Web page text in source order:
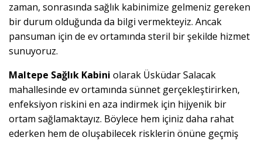
zaman, sonrasında sağlık kabinimize gelmeniz gereken
bir durum olduğunda da bilgi vermekteyiz. Ancak
pansuman için de ev ortamında steril bir şekilde hizmet
sunuyoruz.
Maltepe Sağlık Kabini olarak Üsküdar Salacak
mahallesinde ev ortamında sünnet gerçekleştirirken,
enfeksiyon riskini en aza indirmek için hijyenik bir
ortam sağlamaktayız. Böylece hem içiniz daha rahat
ederken hem de oluşabilecek risklerin önüne geçmiş